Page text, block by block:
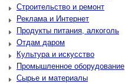
Строительство и ремонт
Реклама и Интернет
Продукты питания, алкоголь
Отдам даром
Культура и искусство
Промышленное оборудование
Сырье и материалы